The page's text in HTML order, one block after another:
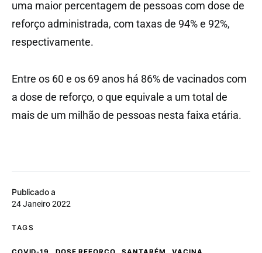
Publicado a
24 Janeiro 2022
TAGS
uma maior percentagem de pessoas com dose de
reforço administrada, com taxas de 94% e 92%,
respectivamente.
Entre os 60 e os 69 anos há 86% de vacinados com
a dose de reforço, o que equivale a um total de
mais de um milhão de pessoas nesta faixa etária.